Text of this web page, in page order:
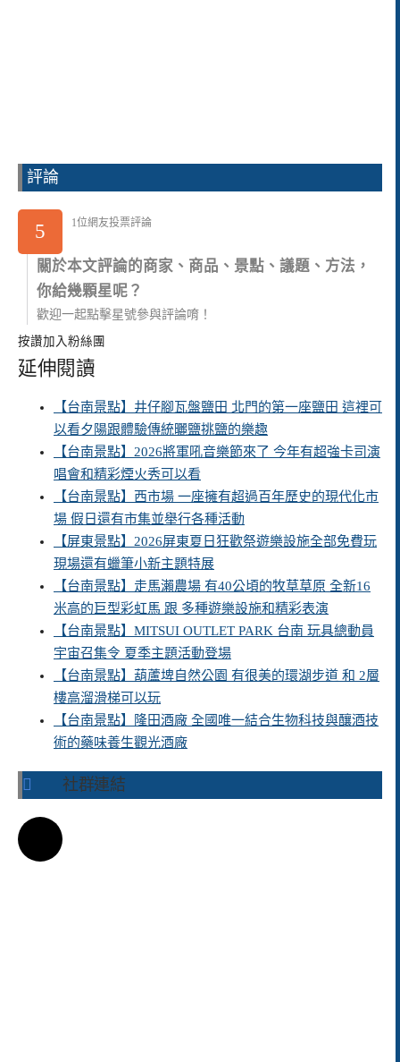
評論
5 1位網友投票評論
關於本文評論的商家、商品、景點、議題、方法，
你給幾顆星呢？
歡迎一起點擊星號參與評論唷！
按讚加入粉絲團
延伸閱讀
【台南景點】井仔腳瓦盤鹽田 北門的第一座鹽田 這裡可
以看夕陽跟體驗傳統曬鹽挑鹽的樂趣
【台南景點】2026將軍吼音樂節來了 今年有超強卡司演
唱會和精彩煙火秀可以看
【台南景點】西市場 一座擁有超過百年歷史的現代化市
場 假日還有市集並舉行各種活動
【屏東景點】2026屏東夏日狂歡祭遊樂設施全部免費玩
現場還有蠟筆小新主題特展
【台南景點】走馬瀨農場 有40公頃的牧草草原 全新16
米高的巨型彩虹馬 跟 多種遊樂設施和精彩表演
【台南景點】MITSUI OUTLET PARK 台南 玩具總動員
宇宙召集令 夏季主題活動登場
【台南景點】葫蘆埤自然公園 有很美的環湖步道 和 2層
樓高溜滑梯可以玩
【台南景點】隆田酒廠 全國唯一結合生物科技與釀酒技
術的藥味養生觀光酒廠
社群連結